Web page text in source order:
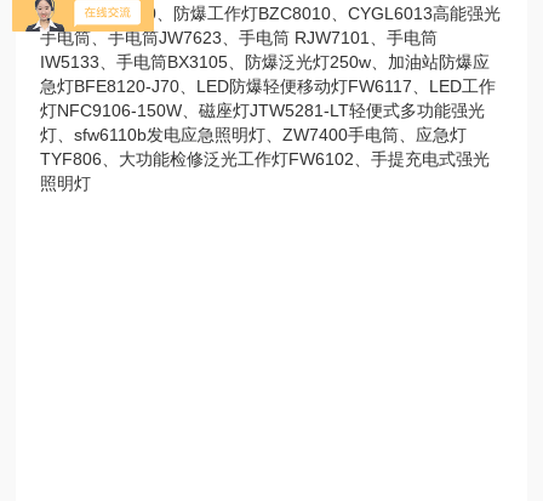
工作灯FW6330、防爆工作灯BZC8010、CYGL6013高能强光
手电筒、手电筒JW7623、手电筒 RJW7101、手电筒
IW5133、手电筒BX3105、防爆泛光灯250w、加油站防爆应
急灯BFE8120-J70、LED防爆轻便移动灯FW6117、LED工作
灯NFC9106-150W、磁座灯JTW5281-LT轻便式多功能强光
灯、sfw6110b发电应急照明灯、ZW7400手电筒、应急灯
TYF806、大功能检修泛光工作灯FW6102、手提充电式强光
照明灯